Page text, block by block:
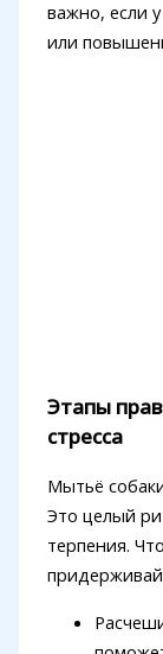
важно, если
или
Этапы
стресса
Мытьё
Это целый
терпения.